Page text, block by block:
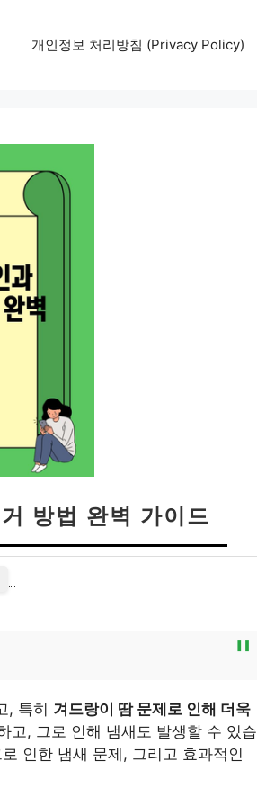
개인정보 처리방침 (Privacy Policy)
방법 완벽 가이드
, 특히 겨드랑이 땀 문제로 인해 더욱
고, 그로 인해 냄새도 발생할 수 있습
인한 냄새 문제, 그리고 효과적인